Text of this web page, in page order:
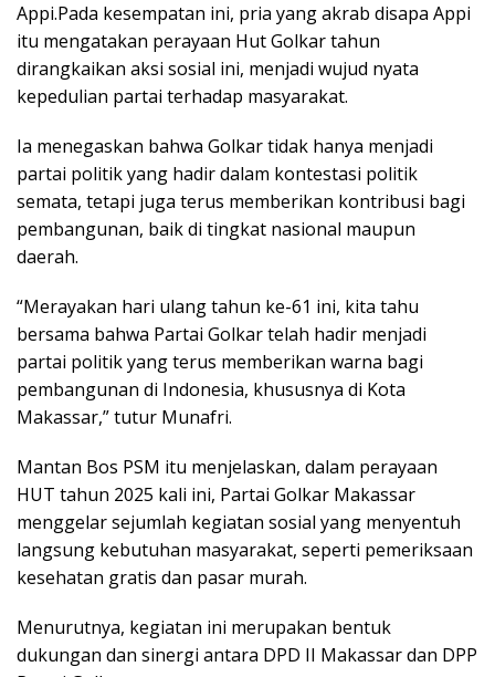
Appi.Pada kesempatan ini, pria yang akrab disapa Appi
itu mengatakan perayaan Hut Golkar tahun
dirangkaikan aksi sosial ini, menjadi wujud nyata
kepedulian partai terhadap masyarakat.
Ia menegaskan bahwa Golkar tidak hanya menjadi
partai politik yang hadir dalam kontestasi politik
semata, tetapi juga terus memberikan kontribusi bagi
pembangunan, baik di tingkat nasional maupun
daerah.
“Merayakan hari ulang tahun ke-61 ini, kita tahu
bersama bahwa Partai Golkar telah hadir menjadi
partai politik yang terus memberikan warna bagi
pembangunan di Indonesia, khususnya di Kota
Makassar,” tutur Munafri.
Mantan Bos PSM itu menjelaskan, dalam perayaan
HUT tahun 2025 kali ini, Partai Golkar Makassar
menggelar sejumlah kegiatan sosial yang menyentuh
langsung kebutuhan masyarakat, seperti pemeriksaan
kesehatan gratis dan pasar murah.
Menurutnya, kegiatan ini merupakan bentuk
dukungan dan sinergi antara DPD II Makassar dan DPP